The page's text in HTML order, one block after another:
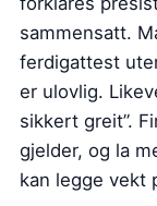
sammensatt.
ferdigattest
er ulovlig.
sikkert greit”.
gjelder, og la
kan legge vekt